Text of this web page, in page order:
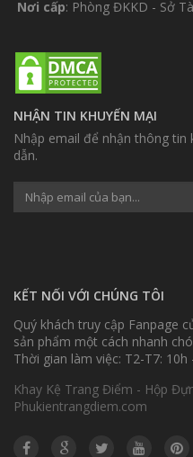
Nơi cấp: Phòng ĐKKD - Sở
NHẬN TIN KHUYẾN MẠI
Nhập email để nhận thông tin
dẫn.
KẾT NỐI VỚI CHÚNG TÔI
Quý khách truy cập Fanpage
sản phẩm một cách nhanh
Thời gian làm việc: T2-T7: 10h
Khay Kệ Trang Điểm - Hộp
Phukientrangdiem.com